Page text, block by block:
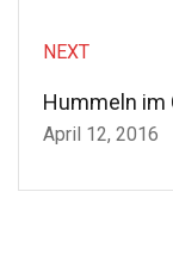
NEXT
Hummeln im
April 12, 2016